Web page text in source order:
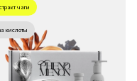
чаги
кислоты